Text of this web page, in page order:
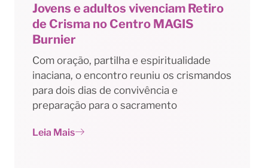
Jovens e adultos vivenciam Retiro
de Crisma no Centro MAGIS
Burnier
Com oração, partilha e espiritualidade
inaciana, o encontro reuniu os crismandos
para dois dias de convivência e
preparação para o sacramento
Leia Mais